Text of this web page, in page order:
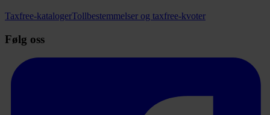
Taxfree-katalogerTollbestemmelser og taxfree-kvoter
Følg oss